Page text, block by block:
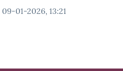
09-01-2026, 13:21